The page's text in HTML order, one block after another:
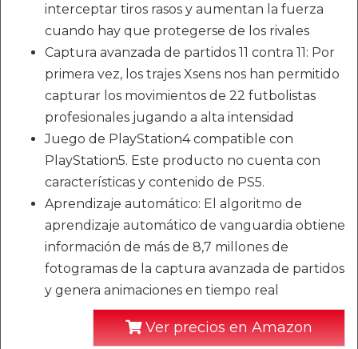
interceptar tiros rasos y aumentan la fuerza
cuando hay que protegerse de los rivales
Captura avanzada de partidos 11 contra 11: Por
primera vez, los trajes Xsens nos han permitido
capturar los movimientos de 22 futbolistas
profesionales jugando a alta intensidad
Juego de PlayStation4 compatible con
PlayStation5. Este producto no cuenta con
características y contenido de PS5.
Aprendizaje automático: El algoritmo de
aprendizaje automático de vanguardia obtiene
información de más de 8,7 millones de
fotogramas de la captura avanzada de partidos
y genera animaciones en tiempo real
Ver precios en Amazon